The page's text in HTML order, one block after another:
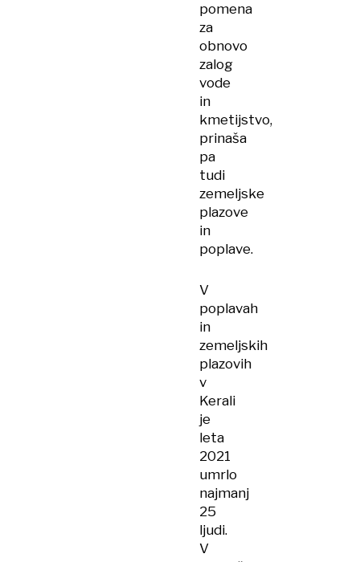
pomena
za
obnovo
zalog
vode
in
kmetijstvo,
prinaša
pa
tudi
zemeljske
plazove
in
poplave.
V
poplavah
in
zemeljskih
plazovih
v
Kerali
je
leta
2021
umrlo
najmanj
25
ljudi.
V